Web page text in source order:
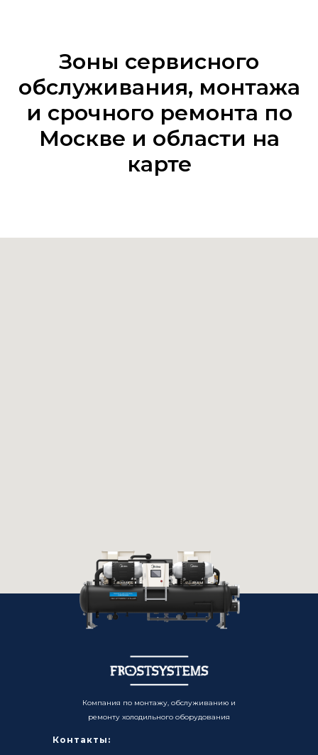
Зоны сервисного
обслуживания, монтажа
и срочного ремонта по
Москве и области на
карте
Контакты:
Компания по монтажу, обслуживанию и
ремонту холодильного оборудования